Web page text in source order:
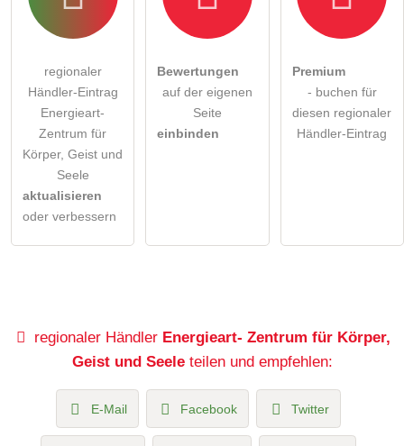
regionaler
Händler-Eintrag
Energieart-
Zentrum für
Körper, Geist und
Seele
aktualisieren
oder verbessern
Bewertungen
auf der eigenen
Seite
einbinden
Premium
- buchen für
diesen regionaler
Händler-Eintrag
regionaler Händler Energieart- Zentrum für Körper,
Geist und Seeleteilen und empfehlen:
E-Mail Facebook Twitter